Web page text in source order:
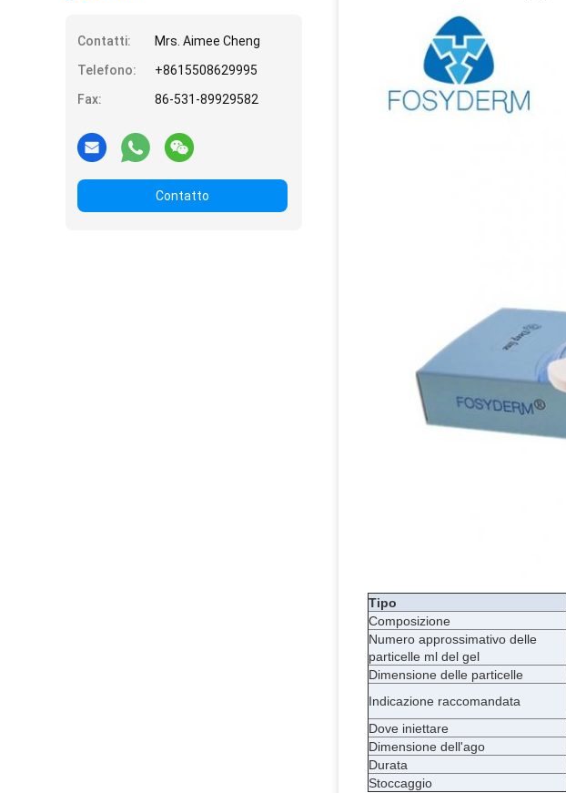
Contatti:
Mrs. Aimee Cheng
Telefono:
+8615508629995
Fax:
86-531-89929582
Contatto
Tipo
Composizione
Numero approssimativo delle
particelle ml del gel
Dimensione delle particelle
Indicazione raccomandata
Dove iniettare
Dimensione dell'ago
Durata
Stoccaggio